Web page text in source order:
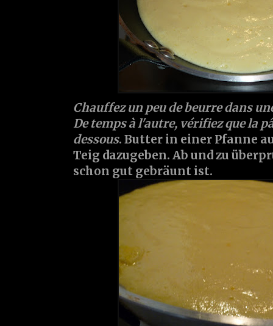
Chauffez un peu de beurre dans
De temps à l'autre, vérifiez que la
dessous. Butter in einer Pfanne
Teig dazugeben. Ab und zu
schon gut gebräunt ist.